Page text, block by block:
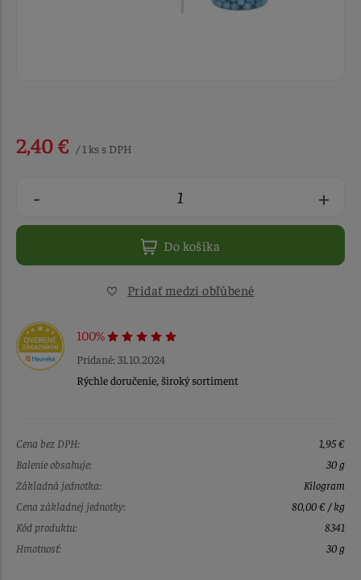
2,40 € / 1 ks s DPH
- +
Do košíka
Pridať medzi obľúbené
100%
Pridané: 31.10.2024
Rýchle doručenie, široký sortiment
Cena bez DPH:
1,95 €
Balenie obsahuje:
30 g
Základná jednotka:
Kilogram
Cena základnej jednotky:
80,00 € / kg
Kód produktu:
8341
Hmotnosť:
30 g